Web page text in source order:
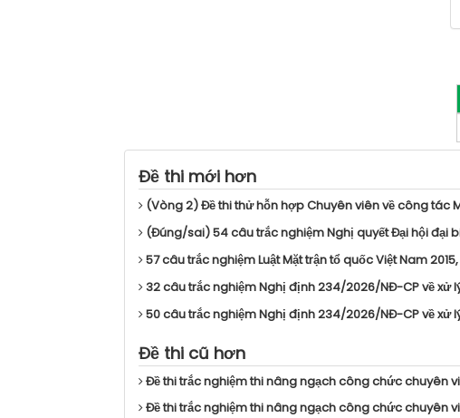
Đề thi mới hơn
(Vòng 2) Đề thi thử hỗn hợp Chuyên viên về công tác
(Đúng/sai) 54 câu trắc nghiệm Nghị quyết Đại hội đại
57 câu trắc nghiệm Luật Mặt trận tổ quốc Việt Nam
32 câu trắc nghiệm Nghị định 234/2026/NĐ-CP về xử
50 câu trắc nghiệm Nghị định 234/2026/NĐ-CP về xử
Đề thi cũ hơn
Đề thi trắc nghiệm thi nâng ngạch công chức chuyên
Đề thi trắc nghiệm thi nâng ngạch công chức chuyên